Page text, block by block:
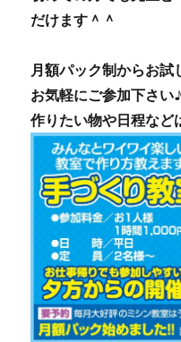
だけます＾＾
月額パック制からお
お気軽にご参加下さい♪
作りたい物や日程など